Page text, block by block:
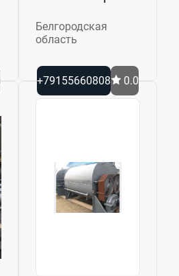
Белгородская
область
+79155660808 0.0